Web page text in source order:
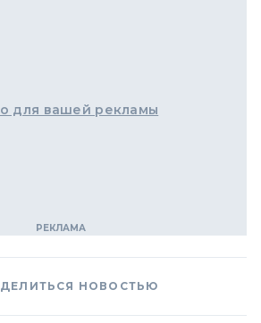
для вашей рекламы
НОВОСТЬЮ